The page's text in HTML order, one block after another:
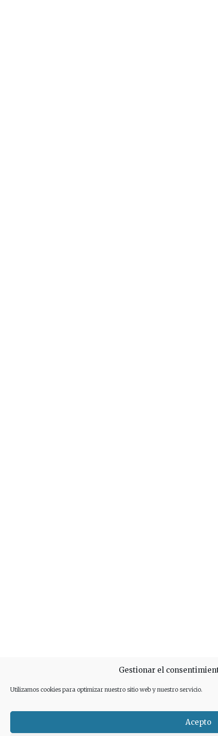
Gestionar el
Utilizamos cookies para optimizar nuestro sitio web y nuestro servicio.
Acepto